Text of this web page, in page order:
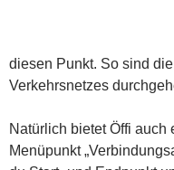
diesen Punkt. So sind
Verkehrsnetzes
Natürlich bietet Öffi auch
Menüpunkt